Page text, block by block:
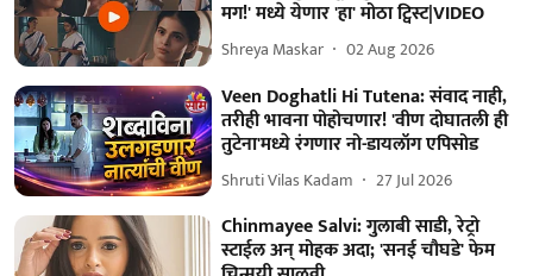
मग!' मध्ये येणार 'हा' मोठा ट्विस्ट|VIDEO
Shreya Maskar 02 Aug 2026
Veen Doghatli Hi Tutena: संवाद नाही,
तरीही भावना पोहोचणार! 'वीण दोघातली ही
तुटेना'मध्ये रंगणार नो-डायलॉग एपिसोड
Shruti Vilas Kadam 27 Jul 2026
Chinmayee Salvi: गुलाबी साडी, रेट्रो
स्टाईल अन् मोहक अदा; 'सनई चौघडे' फेम